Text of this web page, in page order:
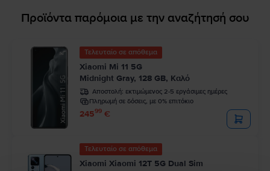
Προϊόντα παρόμοια με την αναζήτησή σου
Τελευταίο σε απόθεμα
Xiaomi Mi 11 5G
Midnight Gray, 128 GB, Καλό
Αποστολή: εκτιμώμενος 2-5 εργάσιμες ημέρες
Πληρωμή σε δόσεις, με 0% επιτόκιο
24599 €
Τελευταίο σε απόθεμα
Xiaomi Xiaomi 12T 5G Dual Sim